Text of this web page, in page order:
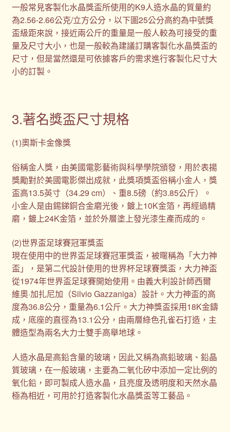
一般常見客製化水晶獎盃所使用的K9人造水晶的質量約
為2.56-2.66公克/立方公分，以下圖25公分高約為中號獎
盃級距來說，接近兩公斤的重量是一般人較為可接受的重
量及尺寸大小，也是一般較為建議訂購客製化水晶獎盃的
尺寸，但是當然還是可依據客戶的需求進行客製化尺寸大
小的訂製。
3.著名獎盃尺寸規格
(1)奧斯卡金像獎
俗稱金人獎，由美國電影藝術與科學學院頒發，用於表揚
獎勵對於美國電影傑出成就，此獎項獎盃俗稱小金人，獎
盃高13.5英寸（34.29 cm）、重8.5磅（約3.85公斤）。
小金人是由錫銻銅合金磨光後，鍍上10K金箔，再經過精
磨，鍍上24K金箔，並於外層塗上發光漆生產而成的。
(2)世界盃足球賽冠軍獎盃
現在使用中的世界盃足球賽冠軍獎盃，被暱稱為「大力神
盃」，是第二代設計使用的世界杯足球賽獎盃，大力神盃
從1974年世界盃足球賽開始使用。由義大利設計師西爾
維奧·加扎尼加（Silvio Gazzaniga）設計。大力神盃的高
度為36.8公分，重量為6.1公斤。大力神獎盃採用18K金鑄
成，底座的直徑為13.1公分，由兩層綠色孔雀石打造，主
體造型為兩名大力士雙手高舉地球。
人造水晶是高鉛含量的玻璃，因此又稱為高鉛玻璃、鉛晶
質玻璃，在一般玻璃，主要為二氧化矽中添加一定比例的
氧化鉛，即可製成人造水晶，且亮度及透明度和天然水晶
極為相近，可用於打造客製化水晶獎盃等工藝品。